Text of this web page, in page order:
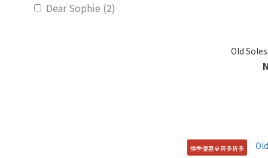
Dear Sophie (2)
Old
換季優惠💎買多折多